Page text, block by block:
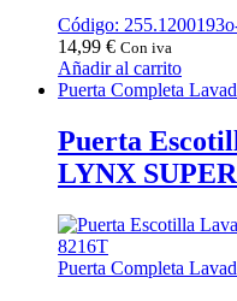
Código:
14,99 € Con iva
Añadir al carrito
Puerta Completa
Puerta
LYNX
Puerta Completa